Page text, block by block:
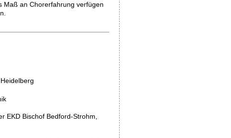
Maß an Chorerfahrung verfügen
EKD Bischof Bedford-Strohm,